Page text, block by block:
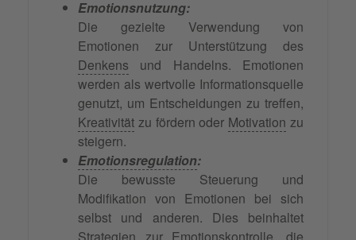
Emotionsnutzung:
Die gezielte Verwendung von
Emotionen zur Unterstützung des
Denkens und Handelns. Emotionen
werden als wertvolle Informationsquelle
genutzt, um Entscheidungen zu treffen,
Kreativität zu fördern oder Motivation zu
steigern.
Emotionsregulation:
Die bewusste Steuerung und
Modifikation von Emotionen bei sich
selbst und anderen. Dies beinhaltet